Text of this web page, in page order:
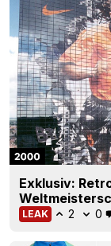
Exklusiv:
LEAK 2 0